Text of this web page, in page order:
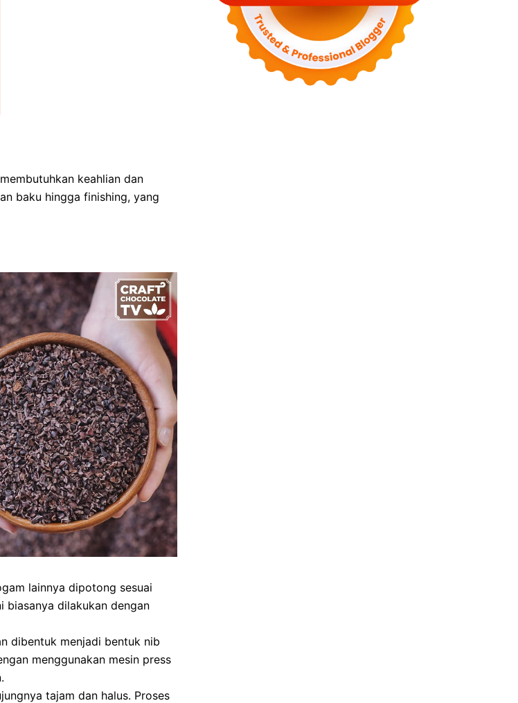
keahlian dan
baku hingga finishing, yang
lainnya dipotong sesuai
biasanya dilakukan dengan
dibentuk menjadi bentuk nib
menggunakan mesin press
tajam dan halus. Proses